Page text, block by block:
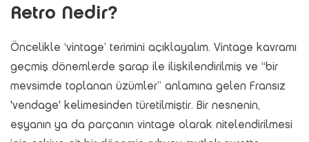
Retro Nedir?
Öncelikle ‘vintage’ terimini açıklayalım. Vintage kavramı
geçmiş dönemlerde şarap ile ilişkilendirilmiş ve “bir
mevsimde toplanan üzümler” anlamına gelen Fransız
'vendage' kelimesinden türetilmiştir. Bir nesnenin,
eşyanın ya da parçanın vintage olarak nitelendirilmesi